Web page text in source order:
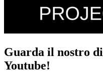
Guarda il nostro
Youtube!